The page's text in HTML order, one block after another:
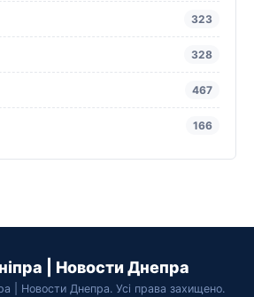
323
328
467
166
| Новости Днепра
| Новости Днепра. Усі права захищено.